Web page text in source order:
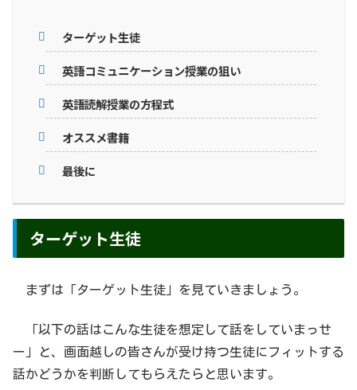
ターゲット生徒
英語コミュニケーション授業の狙い
英語読解授業の方程式
オススメ書籍
最後に
ターゲット生徒
まずは「ターゲット生徒」を見ていきましょう。
「以下の話はこんな生徒を想定して話をしていまっせ
ー」と、画面越しの皆さんが受け持つ生徒にフィットする
話かどうかを判断してもらえたらと思います。